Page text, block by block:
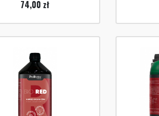
74,00 zł